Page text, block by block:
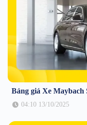
Bảng giá Xe Maybach
04:10 13/10/2025